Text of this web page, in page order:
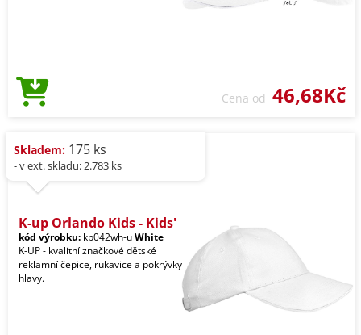
Cena od 46,68Kč
Skladem: 175 ks
- v ext. skladu: 2.783 ks
K-up Orlando Kids - Kids'
kód výrobku: kp042wh-uWhite
K-UP - kvalitní značkové dětské
reklamní čepice, rukavice a pokrývky
hlavy.